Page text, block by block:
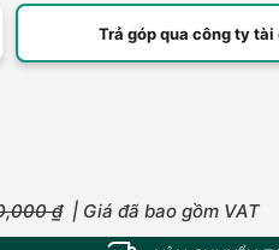
Trả góp qua công ty tài
₫ | Giá đã bao gồm VAT